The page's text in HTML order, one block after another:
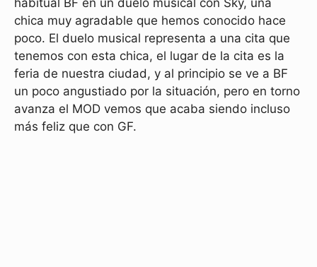
habitual BF en un duelo musical con Sky, una
chica muy agradable que hemos conocido hace
poco. El duelo musical representa a una cita que
tenemos con esta chica, el lugar de la cita es la
feria de nuestra ciudad, y al principio se ve a BF
un poco angustiado por la situación, pero en torno
avanza el MOD vemos que acaba siendo incluso
más feliz que con GF.